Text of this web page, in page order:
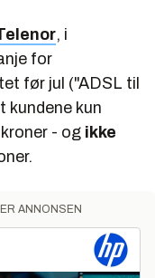
, i
for
før jul ("ADSL til
kun
- og ikke
ANNONSEN